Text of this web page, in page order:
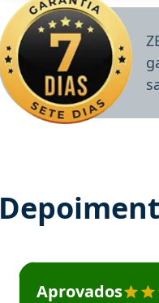
Estudante José
Aprovados